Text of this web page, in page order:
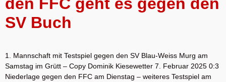
SV Buch
1. Mannschaft mit Testspiel gegen den SV Blau-Weiss Murg am
Samstag im Grütt – Copy Dominik Kiesewetter 7. Februar 2025 0:3
Niederlage gegen den FFC am Dienstag – weiteres Testspiel am